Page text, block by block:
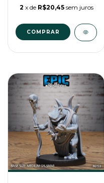
2 x de R$20,45 sem juros